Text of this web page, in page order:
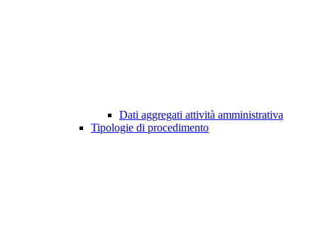
Dati aggregati attività amministrativa
Tipologie di procedimento